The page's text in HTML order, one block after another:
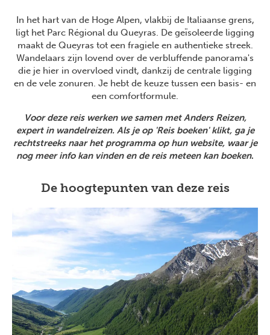
In het hart van de Hoge Alpen, vlakbij de Italiaanse grens,
ligt het Parc Régional du Queyras. De geïsoleerde ligging
maakt de Queyras tot een fragiele en authentieke streek.
Wandelaars zijn lovend over de verbluffende panorama's
die je hier in overvloed vindt, dankzij de centrale ligging
en de vele zonuren. Je hebt de keuze tussen een basis- en
een comfortformule.
Voor deze reis werken we samen met Anders Reizen,
expert in wandelreizen. Als je op 'Reis boeken' klikt, ga je
rechtstreeks naar het programma op hun website, waar je
nog meer info kan vinden en de reis meteen kan boeken.
De hoogtepunten van deze reis